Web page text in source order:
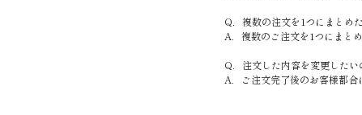
Q．複数の注文を1つにまとめ
A．複数のご注文を1つにまと
Q．注文した内容を変更した
A．ご注文完了後のお客様都合